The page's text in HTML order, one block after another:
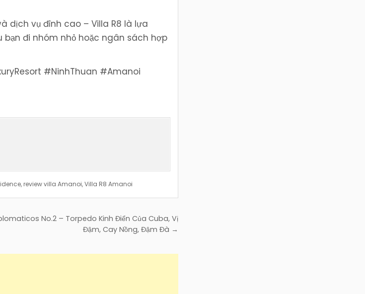
dịch vụ đỉnh cao – Villa R8 là lựa
bạn đi nhóm nhỏ hoặc ngân sách hợp
#NinhThuan #Amanoi
, review villa Amanoi,Villa R8 Amanoi
No.2 – Torpedo Kinh Điển Của Cuba, Vị
Đậm, Cay Nồng, Đậm Đà →